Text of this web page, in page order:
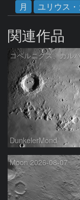
月
ユリウス
関連作品
DunkelerMond
Moon 2026-08-07